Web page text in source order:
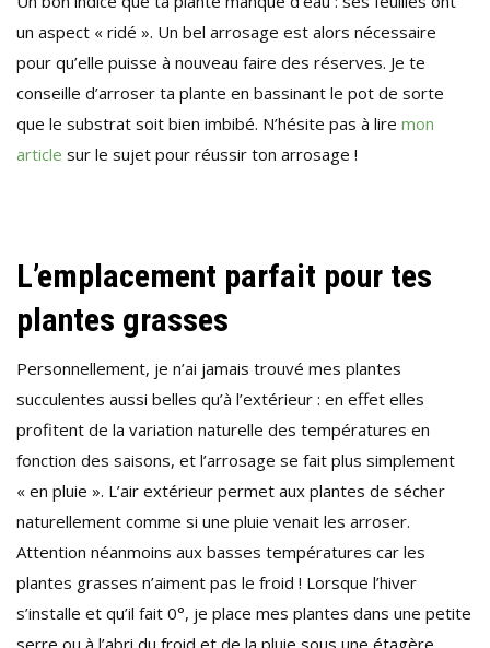
un aspect « ridé ». Un bel arrosage est alors nécessaire
pour qu’elle puisse à nouveau faire des réserves. Je te
conseille d’arroser ta plante en bassinant le pot de sorte
que le substrat soit bien imbibé. N’hésite pas à lire mon
article sur le sujet pour réussir ton arrosage !
L’emplacement parfait pour tes
plantes grasses
Personnellement, je n’ai jamais trouvé mes plantes
succulentes aussi belles qu’à l’extérieur : en effet elles
profitent de la variation naturelle des températures en
fonction des saisons, et l’arrosage se fait plus simplement
« en pluie ». L’air extérieur permet aux plantes de sécher
naturellement comme si une pluie venait les arroser.
Attention néanmoins aux basses températures car les
plantes grasses n’aiment pas le froid ! Lorsque l’hiver
s’installe et qu’il fait 0°, je place mes plantes dans une petite